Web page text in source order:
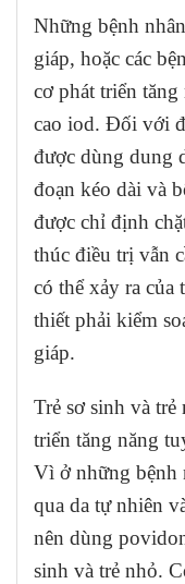
Những bệnh
giáp, hoặc các
cơ phát triển
cao iod. Đối với
được dùng dung
đoạn kéo dài và
được chỉ định
thúc điều trị vẫn
có thể xảy ra của
thiết phải kiểm
giáp.
Trẻ sơ sinh và
triển tăng năng
Vì ở những bệnh
qua da tự nhiên
nên dùng
sinh và trẻ nhỏ.